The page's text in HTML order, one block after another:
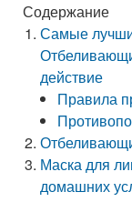
Содержание
Самые
действие
Правила
Маска для
домашних